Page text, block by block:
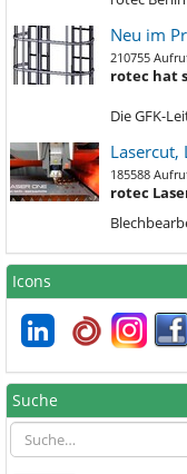
Neu im
210755
rotec hat
Die GFK-
Lasercut,
185588
rotec
Blechbe
Icons
Suche